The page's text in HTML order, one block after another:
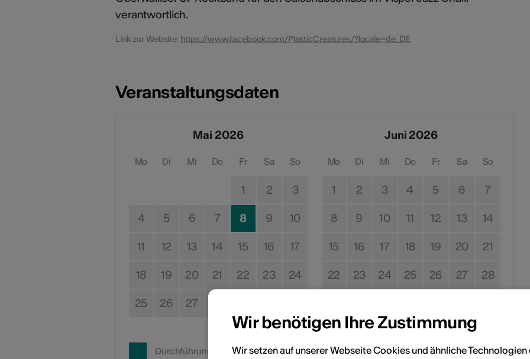
verantwortlich.
Link zur Website: https://www.facebook.com/PlasticCreatures/?locale=de_DE
Veranstaltungsdaten
Mai 2026
Mo Di Mi Do Fr Sa So
1 2 3
4 5 6 7 8 9 10
11 12 13 14 15 16 17
18 19 20 21 22 23 24
25 26 27
Juni 2026
Mo Di Mi Do Fr Sa So
1 2 3 4 5 6 7
8 9 10 11 12 13 14
15 16 17 18 19 20 21
22 23 24 25 26 27 28
Durchführungsdatum Kein Durchführungsdatum
Wir benötigen Ihre Zustimmung
Wir setzen auf unserer Webseite Cookies und ähnliche Technologien